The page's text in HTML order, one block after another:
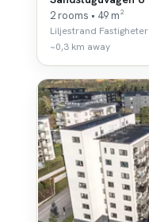
2 rooms • 49 m²
Liljestrand Fastigheter
~0,3 km away